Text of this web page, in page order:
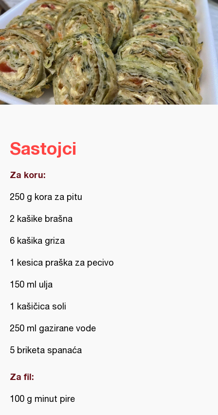
Sastojci
Za koru:
250 g kora za pitu
2 kašike brašna
6 kašika griza
1 kesica praška za pecivo
150 ml ulja
1 kašičica soli
250 ml gazirane vode
5 briketa spanaća
Za fil:
100 g minut pire